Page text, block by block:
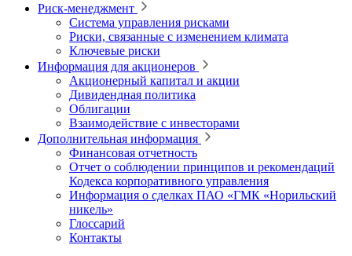
Риск-менеджмент
Система управления рисками
Риски, связанные с изменением климата
Ключевые риски
Информация для акционеров
Акционерный капитал и акции
Дивидендная политика
Облигации
Взаимодействие с инвесторами
Дополнительная информация
Финансовая отчетность
Отчет о соблюдении принципов и рекомендаций
Кодекса корпоративного управления
Информация о сделках ПАО «ГМК «Норильский
никель»
Глоссарий
Контакты